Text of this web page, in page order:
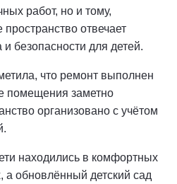
работ, но и тому,
отвечает
безопасности для детей.
что ремонт выполнен
помещения заметно
организовано с учётом
находились в комфортных
а обновлённый детский сад